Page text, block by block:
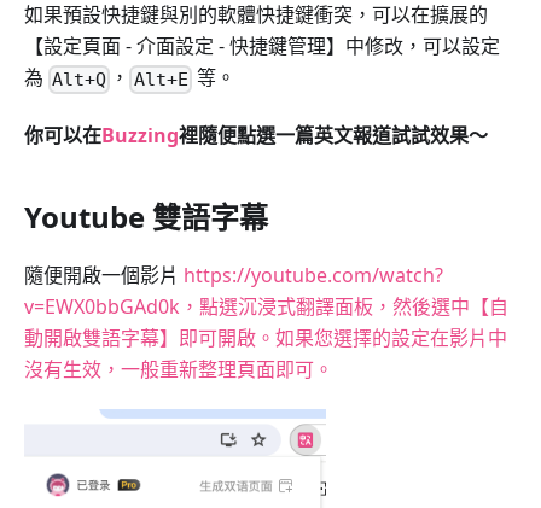
如果預設快捷鍵與別的軟體快捷鍵衝突，可以在擴展的
【設定頁面 - 介面設定 - 快捷鍵管理】中修改，可以設定
為 Alt+Q ， Alt+E 等。
你可以在Buzzing裡隨便點選一篇英文報道試試效果～
Youtube 雙語字幕
隨便開啟一個影片 https://youtube.com/watch?
v=EWX0bbGAd0k，點選沉浸式翻譯面板，然後選中【自
動開啟雙語字幕】即可開啟。如果您選擇的設定在影片中
沒有生效，一般重新整理頁面即可。